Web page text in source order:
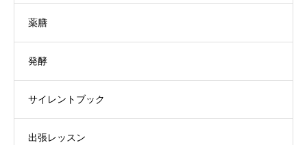
薬膳
発酵
サイレントブック
出張レッスン